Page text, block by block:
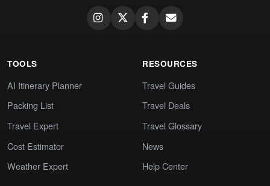
TOOLS
AI Itinerary Planner
Packing List
Travel Expert
Cost Estimator
Weather Expert
RESOURCES
Travel Guides
Travel Deals
Travel Glossary
News
Help Center